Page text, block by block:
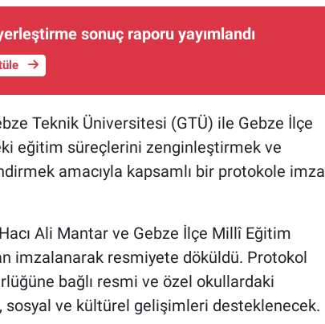
sonuç raporu yayımlandı
Teknik Üniversitesi (GTÜ) ile Gebze İlçe
eğitim süreçlerini zenginleştirmek ve
amacıyla kapsamlı bir protokole imza
Ali Mantar ve Gebze İlçe Millî Eğitim
imzalanarak resmiyete döküldü. Protokol
bağlı resmi ve özel okullardaki
ve kültürel gelişimleri desteklenecek.